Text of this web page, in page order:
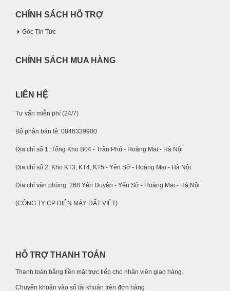
CHÍNH SÁCH HỖ TRỢ
Góc Tin Tức
CHÍNH SÁCH MUA HÀNG
LIÊN HỆ
Tư vấn miễn phí (24/7)
Bộ phận bán lẻ: 0846339900
Địa chỉ số 1 :Tổng Kho B04 - Trần Phú - Hoàng Mai - Hà Nội
Địa chỉ số 2: Kho KT3, KT4, KT5 - Yên Sở - Hoàng Mai - Hà Nội.
Địa chỉ văn phòng: 268 Yên Duyên - Yên Sở - Hoàng Mai - Hà Nội
(CÔNG TY CP ĐIỆN MÁY ĐẤT VIỆT)
HỖ TRỢ THANH TOÁN
Thanh toán bằng tiền mặt trực tiếp cho nhân viên giao hàng.
Chuyển khoản vào số tài khoản trên đơn hàng